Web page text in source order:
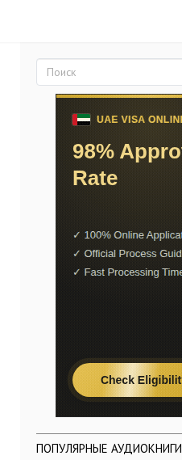
ПОПУЛЯРНЫЕ АУДИОКНИГИ